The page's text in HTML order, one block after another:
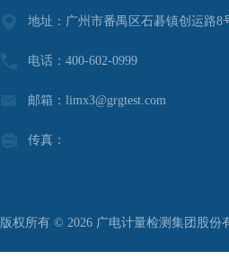
地址：广州市番禺区石碁镇创运路8
电话：400-602-0999
邮箱：limx3@grgtest.com
传真：
版权所有 © 2026 广电计量检测集团股份